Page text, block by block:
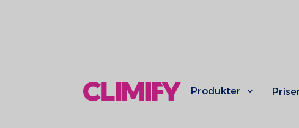
Produkter